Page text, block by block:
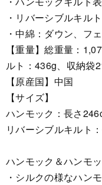
・リバーシブルキル
・中綿：ダウン、フ
【重量】総重量：
ルト：436g、収納袋
【原産国】中国
【サイズ】
ハンモック：長さ
リバーシブルキルト
ハンモック＆ハンモ
・シルクの様なハン